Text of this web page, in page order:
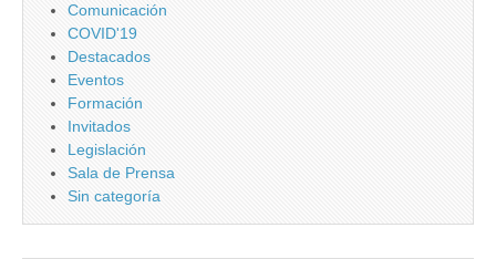
Comunicación
COVID'19
Destacados
Eventos
Formación
Invitados
Legislación
Sala de Prensa
Sin categoría